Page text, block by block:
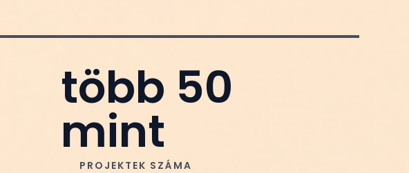
PROJEKTEK SZÁMA
több
mint
50